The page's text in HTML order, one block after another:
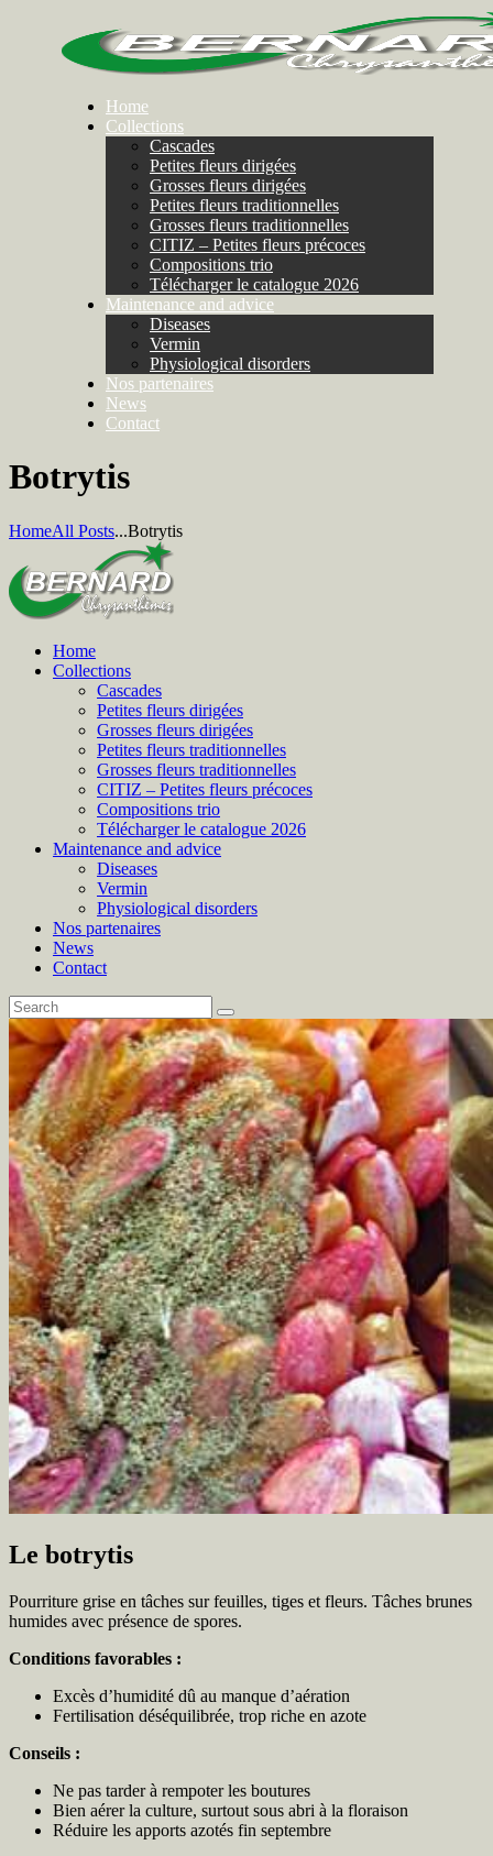
Home
Collections
Cascades
Petites fleurs dirigées
Grosses fleurs dirigées
Petites fleurs traditionnelles
Grosses fleurs traditionnelles
CITIZ – Petites fleurs précoces
Compositions trio
Télécharger le catalogue 2026
Maintenance and advice
Diseases
Vermin
Physiological disorders
Nos partenaires
News
Contact
Botrytis
HomeAll Posts...Botrytis
Home
Collections
Cascades
Petites fleurs dirigées
Grosses fleurs dirigées
Petites fleurs traditionnelles
Grosses fleurs traditionnelles
CITIZ – Petites fleurs précoces
Compositions trio
Télécharger le catalogue 2026
Maintenance and advice
Diseases
Vermin
Physiological disorders
Nos partenaires
News
Contact
Le botrytis
Pourriture grise en tâches sur feuilles, tiges et fleurs. Tâches brunes
humides avec présence de spores.
Conditions favorables :
Excès d’humidité dû au manque d’aération
Fertilisation déséquilibrée, trop riche en azote
Conseils :
Ne pas tarder à rempoter les boutures
Bien aérer la culture, surtout sous abri à la floraison
Réduire les apports azotés fin septembre